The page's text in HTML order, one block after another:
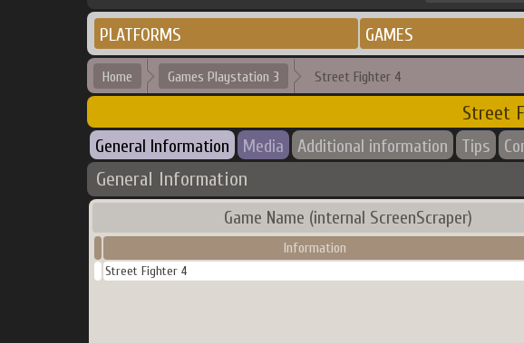
PLATFORMS GAMES
Home Games Playstation 3 Street Fighter 4
Street
General Information Media Additional information Tips
General Information
Game Name (internal ScreenScraper)
Information
Street Fighter 4